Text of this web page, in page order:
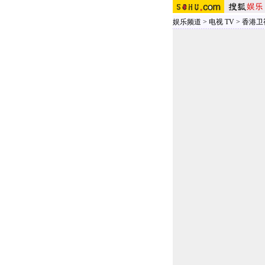
娱乐频道 > 电视 TV > 香港卫